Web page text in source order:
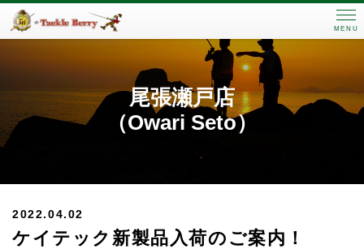
MENU
尾張瀬戸店
（Owari Seto）
2022.04.02
ケイテック新製品入荷のご案内！